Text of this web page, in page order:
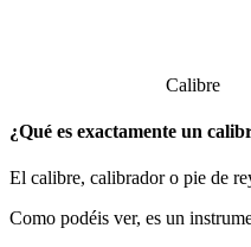
Calibre
¿Qué es exactamente un
El calibre, calibrador o pie de
Como podéis ver, es un